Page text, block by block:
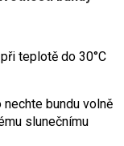
teplotě do 30°C
bundu volně
slunečnímu